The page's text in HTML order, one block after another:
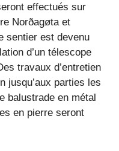
effectués sur
Norðagøta et
sentier est devenu
d’un télescope
travaux d’entretien
jusqu’aux parties les
balustrade en métal
en pierre seront